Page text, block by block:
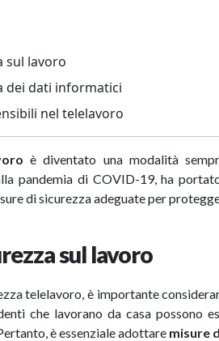
sul lavoro
dei dati informatici
nel telelavoro
è diventato una modalità
pandemia di COVID-19, ha
di sicurezza adeguate per
sul lavoro
telelavoro, è importante
che lavorano da casa possono
è essenziale adottare misure